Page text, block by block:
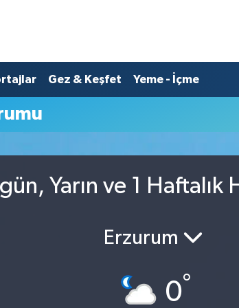
Gez & Keşfet Yeme - İçme
Yarın ve 1 Haftalık
Erzurum
0°